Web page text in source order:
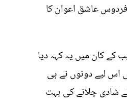
عاشق اعوان کا
کے کان میں یہ کہہ دیا
اس لیے دونوں نے ہی
نے شادی چلانے کی بہت